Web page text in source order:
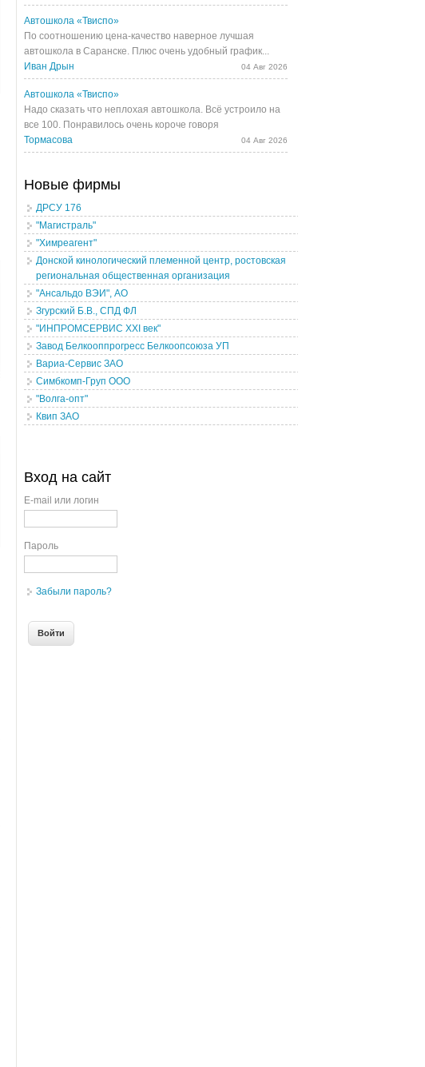
Автошкола «Твиспо»
По соотношению цена-качество наверное лучшая
автошкола в Саранске. Плюс очень удобный график...
Иван Дрын
04 Авг 2026
Автошкола «Твиспо»
Надо сказать что неплохая автошкола. Всё устроило на
все 100. Понравилось очень короче говоря
Тормасова
04 Авг 2026
Новые фирмы
ДРСУ 176
"Магистраль"
"Химреагент"
Донской кинологический племенной центр, ростовская
региональная общественная организация
"Ансальдо ВЭИ", АО
Згурский Б.В., СПД ФЛ
"ИНПРОМСЕРВИС XXI век"
Завод Белкооппрогресс Белкоопсоюза УП
Вариа-Сервис ЗАО
Симбкомп-Груп ООО
"Волга-опт"
Квип ЗАО
Вход на сайт
E-mail или логин
Пароль
Забыли пароль?